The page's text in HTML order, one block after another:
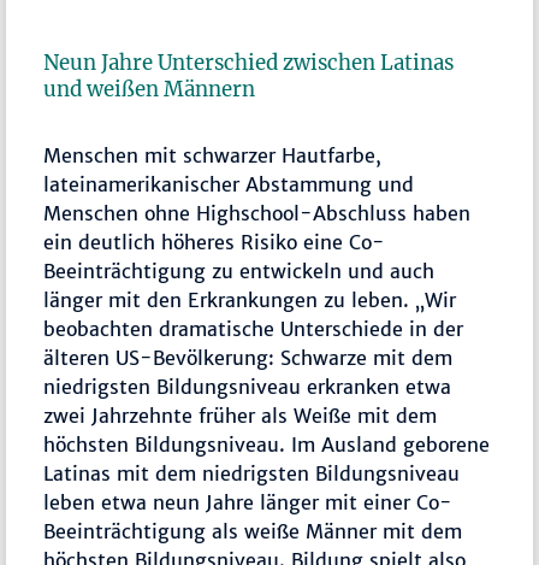
Neun Jahre Unterschied zwischen Latinas
und weißen Männern
Menschen mit schwarzer Hautfarbe,
lateinamerikanischer Abstammung und
Menschen ohne Highschool-Abschluss haben
ein deutlich höheres Risiko eine Co-
Beeinträchtigung zu entwickeln und auch
länger mit den Erkrankungen zu leben. „Wir
beobachten dramatische Unterschiede in der
älteren US-Bevölkerung: Schwarze mit dem
niedrigsten Bildungsniveau erkranken etwa
zwei Jahrzehnte früher als Weiße mit dem
höchsten Bildungsniveau. Im Ausland geborene
Latinas mit dem niedrigsten Bildungsniveau
leben etwa neun Jahre länger mit einer Co-
Beeinträchtigung als weiße Männer mit dem